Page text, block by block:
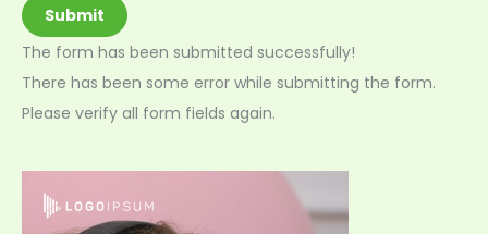
Submit
The form has been submitted successfully!
There has been some error while submitting the form.
Please verify all form fields again.